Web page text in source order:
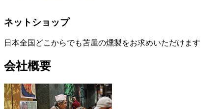
ネットショップ
日本全国どこからでも苫屋の燻製をお求めいただけます
会社概要